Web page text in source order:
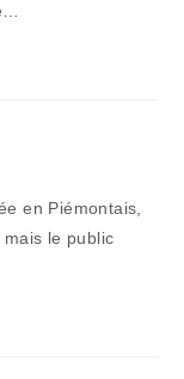
en Piémontais,
le public